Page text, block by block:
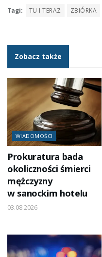
Tagi: TU I TERAZ ZBIÓRKA
Zobacz także
WIADOMOŚCI
Prokuratura bada
okoliczności śmierci
mężczyzny
w sanockim hotelu
03.08.2026